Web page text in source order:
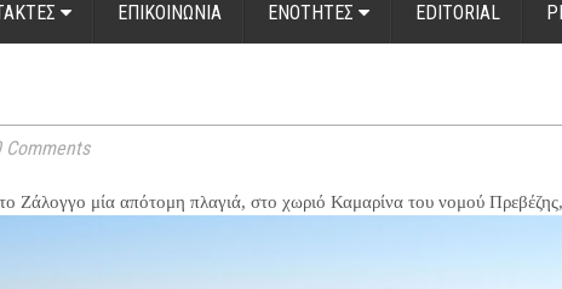
ΕΠΙΚΟΙΝΩΝΙΑ ΕΝΟΤΗΤΕΣ EDITORIAL
Comments
Ζάλογγο μία απότομη πλαγιά, στο χωριό Καμαρίνα του νομού Πρεβέζης,